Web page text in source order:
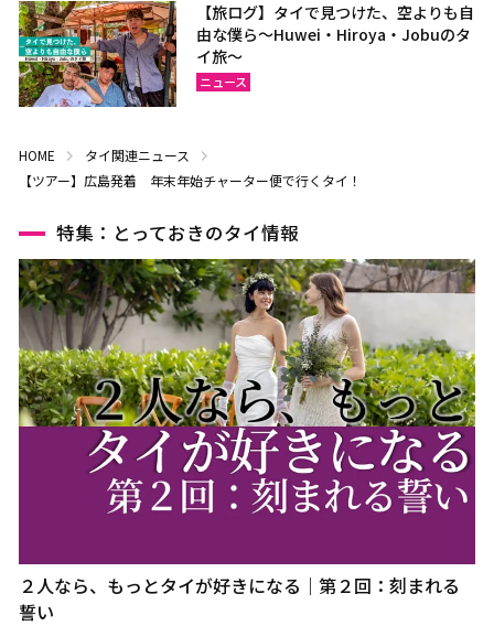
【旅ログ】タイで見つけた、空よりも自
由な僕ら～Huwei・Hiroya・Jobuのタ
イ旅～
ニュース
HOME
タイ関連ニュース
【ツアー】広島発着 年末年始チャーター便で行くタイ！
特集：とっておきのタイ情報
２人なら、もっとタイが好きになる｜第２回：刻まれる
誓い